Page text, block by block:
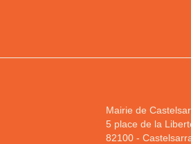
Mairie de
5 place de la
82100-